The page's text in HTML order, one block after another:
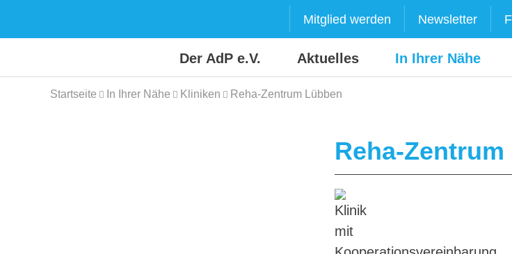
Mitglied werden Newsletter
Der AdP e.V. Aktuelles In Ihrer Nähe
Startseite In Ihrer Nähe Kliniken Reha-Zentrum Lübben
Reha-